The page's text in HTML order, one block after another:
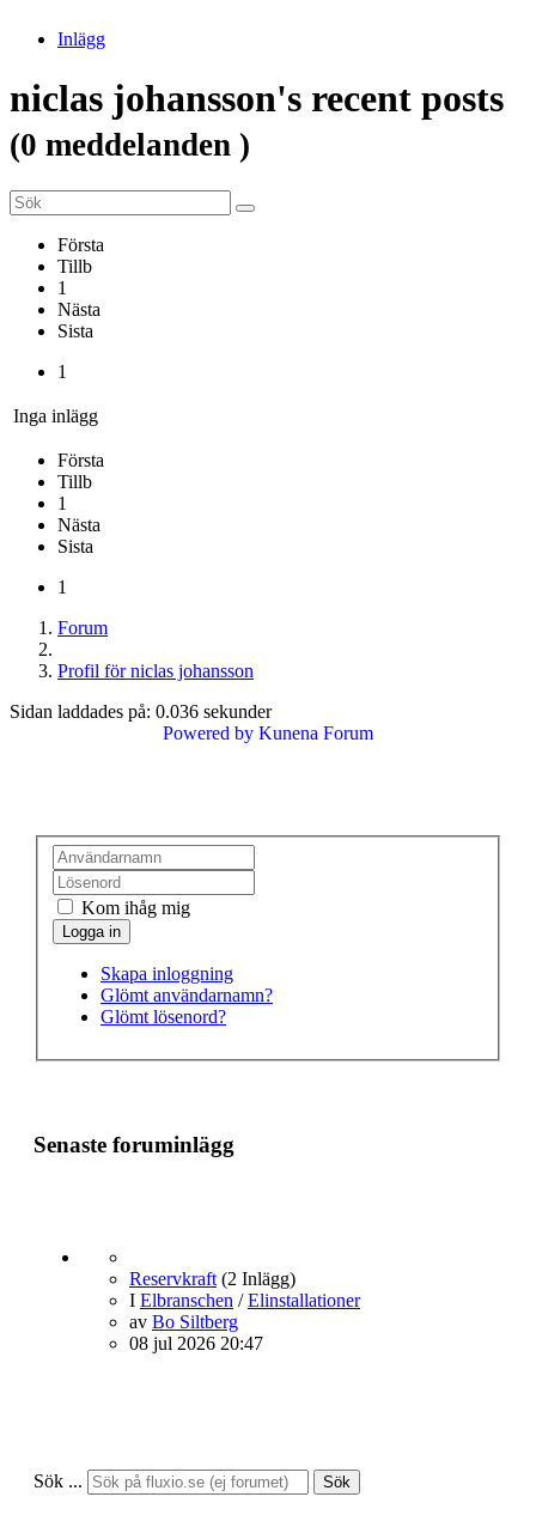
Inlägg
niclas johansson's recent posts
(0 meddelanden )
Första
Tillb
1
Nästa
Sista
1
Inga inlägg
Första
Tillb
1
Nästa
Sista
1
Forum
Profil för niclas johansson
Sidan laddades på: 0.036 sekunder
Powered by Kunena Forum
Kom ihåg mig
Skapa inloggning
Glömt användarnamn?
Glömt lösenord?
Senaste foruminlägg
Reservkraft (2 Inlägg)
I Elbranschen /Elinstallationer
av Bo Siltberg
08 jul 2026 20:47
Sök ... Sök